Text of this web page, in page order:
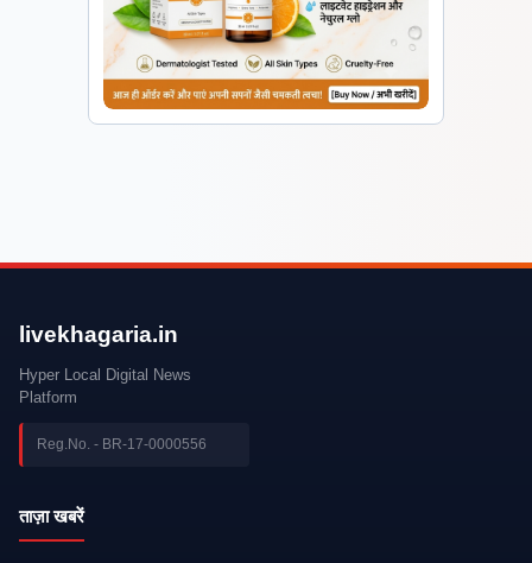
livekhagaria.in
Hyper Local Digital News
Platform
Reg.No. - BR-17-0000556
ताज़ा खबरें